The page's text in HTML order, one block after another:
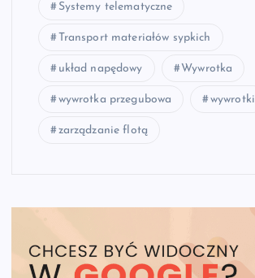
Systemy telematyczne
Transport materiałów sypkich
układ napędowy Wywrotka
wywrotka przegubowa wywrotki
zarządzanie flotą